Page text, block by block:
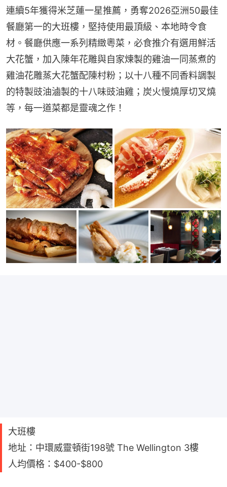
連續5年獲得米芝蓮一星推薦，勇奪2026亞洲50最佳
餐廳第一的大班樓，堅持使用最頂級、本地時令食
材。餐廳供應一系列精緻粵菜，必食推介有選用鮮活
大花蟹，加入陳年花雕與自家煉製的雞油一同蒸煮的
雞油花雕蒸大花蟹配陳村粉；以十八種不同香料調製
的特製豉油滷製的十八味豉油雞；炭火慢燒厚切叉燒
等，每一道菜都是靈魂之作！
大班樓
地址：中環威靈頓街198號 The Wellington 3樓
人均價格：$400-$800